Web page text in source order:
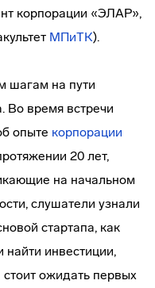
корпорации «ЭЛАР»,
МПиТК).
шагам на пути
Во время встречи
опыте корпорации
20 лет,
на начальном
слушатели узнали
стартапа, как
найти инвестиции,
стоит ожидать первых